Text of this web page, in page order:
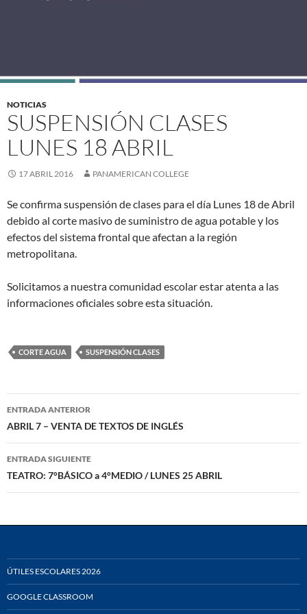
NOTICIAS
SUSPENSIÓN CLASES
LUNES 18 ABRIL
17 ABRIL 2016 PANAMERICAN COLLEGE
Se confirma suspensión de clases para el día Lunes 18 de Abril
debido al corte masivo de suministro de agua potable y los
efectos del sistema frontal que afectan a la región
metropolitana.
Solicitamos a nuestra comunidad escolar estar atenta a las
informaciones oficiales sobre esta situación.
CORTE AGUA SUSPENSIÓN CLASES
Navegación
de
entradas
ENTRADA ANTERIOR
ABRIL 7 – VENTA DE TEXTOS DE INGLÉS
ENTRADA SIGUIENTE
TEATRO: 7°BÁSICO a 4°MEDIO / LUNES 25 ABRIL
ÚTILES ESCOLARES 2026
GOOGLE CLASSROOM